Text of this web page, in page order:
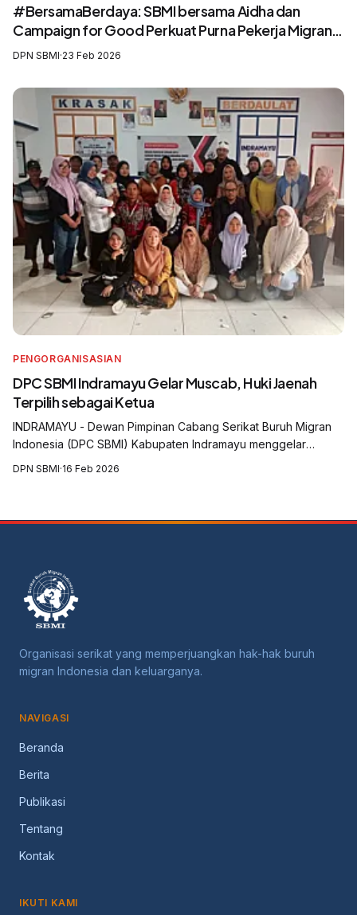
#BersamaBerdaya: SBMI bersama Aidha dan
Campaign for Good Perkuat Purna Pekerja Migran
sebagai Agen Perubahan dan Pelatih Migrasi Aman
DPN SBMI·23 Feb 2026
PENGORGANISASIAN
DPC SBMI Indramayu Gelar Muscab, Huki Jaenah
Terpilih sebagai Ketua
INDRAMAYU - Dewan Pimpinan Cabang Serikat Buruh Migran
Indonesia (DPC SBMI) Kabupaten Indramayu menggelar
DPN SBMI·16 Feb 2026
Organisasi serikat yang memperjuangkan hak-hak buruh
migran Indonesia dan keluarganya.
NAVIGASI
Beranda
Berita
Publikasi
Tentang
Kontak
IKUTI KAMI